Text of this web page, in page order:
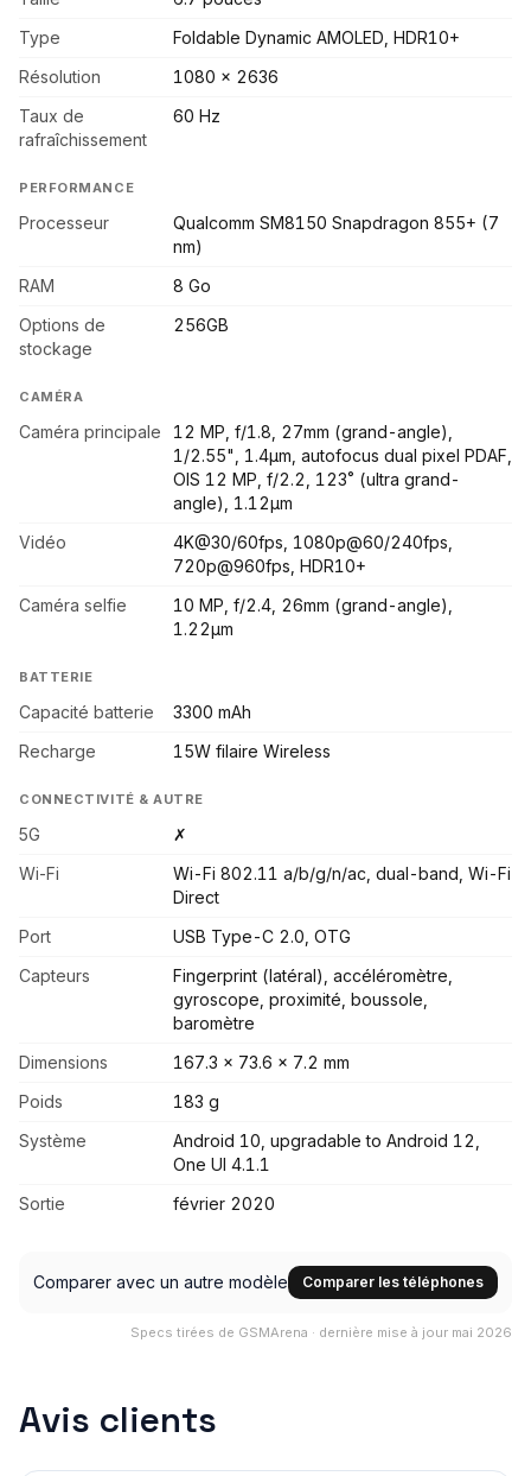
Type
Foldable Dynamic AMOLED, HDR10+
Résolution
1080 x 2636
Taux de
rafraîchissement
60 Hz
PERFORMANCE
Processeur
Qualcomm SM8150 Snapdragon 855+ (7
nm)
RAM
8 Go
Options de
stockage
256GB
CAMÉRA
Caméra principale
12 MP, f/1.8, 27mm (grand-angle),
1/2.55", 1.4µm, autofocus dual pixel PDAF,
OIS 12 MP, f/2.2, 123˚ (ultra grand-
angle), 1.12µm
Vidéo
4K@30/60fps, 1080p@60/240fps,
720p@960fps, HDR10+
Caméra selfie
10 MP, f/2.4, 26mm (grand-angle),
1.22µm
BATTERIE
Capacité batterie
3300 mAh
Recharge
15W filaire Wireless
CONNECTIVITÉ & AUTRE
5G
✗
Wi-Fi
Wi-Fi 802.11 a/b/g/n/ac, dual-band, Wi-Fi
Direct
Port
USB Type-C 2.0, OTG
Capteurs
Fingerprint (latéral), accéléromètre,
gyroscope, proximité, boussole,
baromètre
Dimensions
167.3 x 73.6 x 7.2 mm
Poids
183 g
Système
Android 10, upgradable to Android 12,
One UI 4.1.1
Sortie
février 2020
Comparer avec un autre modèle Comparer les téléphones
Specs tirées de GSMArena · dernière mise à jour mai 2026
Avis clients